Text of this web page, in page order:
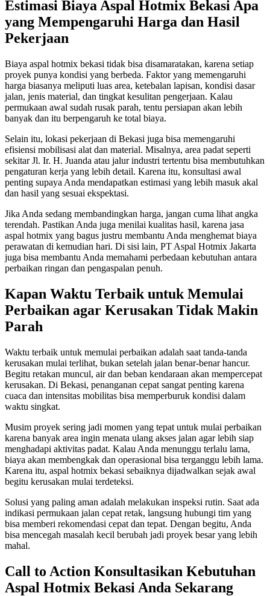
Estimasi Biaya Aspal Hotmix Bekasi Apa
yang Mempengaruhi Harga dan Hasil
Pekerjaan
Biaya aspal hotmix bekasi tidak bisa disamaratakan, karena setiap
proyek punya kondisi yang berbeda. Faktor yang memengaruhi
harga biasanya meliputi luas area, ketebalan lapisan, kondisi dasar
jalan, jenis material, dan tingkat kesulitan pengerjaan. Kalau
permukaan awal sudah rusak parah, tentu persiapan akan lebih
banyak dan itu berpengaruh ke total biaya.
Selain itu, lokasi pekerjaan di Bekasi juga bisa memengaruhi
efisiensi mobilisasi alat dan material. Misalnya, area padat seperti
sekitar Jl. Ir. H. Juanda atau jalur industri tertentu bisa membutuhkan
pengaturan kerja yang lebih detail. Karena itu, konsultasi awal
penting supaya Anda mendapatkan estimasi yang lebih masuk akal
dan hasil yang sesuai ekspektasi.
Jika Anda sedang membandingkan harga, jangan cuma lihat angka
terendah. Pastikan Anda juga menilai kualitas hasil, karena jasa
aspal hotmix yang bagus justru membantu Anda menghemat biaya
perawatan di kemudian hari. Di sisi lain, PT Aspal Hotmix Jakarta
juga bisa membantu Anda memahami perbedaan kebutuhan antara
perbaikan ringan dan pengaspalan penuh.
Kapan Waktu Terbaik untuk Memulai
Perbaikan agar Kerusakan Tidak Makin
Parah
Waktu terbaik untuk memulai perbaikan adalah saat tanda-tanda
kerusakan mulai terlihat, bukan setelah jalan benar-benar hancur.
Begitu retakan muncul, air dan beban kendaraan akan mempercepat
kerusakan. Di Bekasi, penanganan cepat sangat penting karena
cuaca dan intensitas mobilitas bisa memperburuk kondisi dalam
waktu singkat.
Musim proyek sering jadi momen yang tepat untuk mulai perbaikan
karena banyak area ingin menata ulang akses jalan agar lebih siap
menghadapi aktivitas padat. Kalau Anda menunggu terlalu lama,
biaya akan membengkak dan operasional bisa terganggu lebih lama.
Karena itu, aspal hotmix bekasi sebaiknya dijadwalkan sejak awal
begitu kerusakan mulai terdeteksi.
Solusi yang paling aman adalah melakukan inspeksi rutin. Saat ada
indikasi permukaan jalan cepat retak, langsung hubungi tim yang
bisa memberi rekomendasi cepat dan tepat. Dengan begitu, Anda
bisa mencegah masalah kecil berubah jadi proyek besar yang lebih
mahal.
Call to Action Konsultasikan Kebutuhan
Aspal Hotmix Bekasi Anda Sekarang